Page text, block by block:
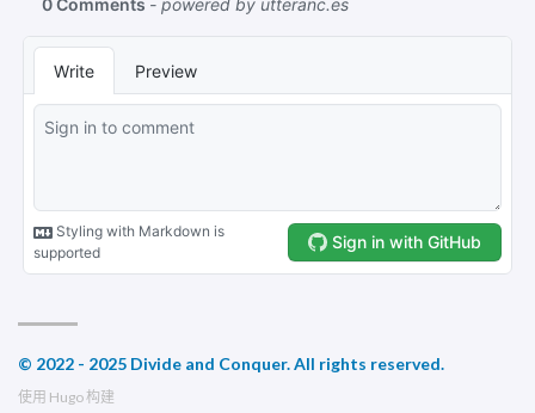
© 2022 - 2025 Divide and Conquer. All rights reserved.
使用 Hugo构建